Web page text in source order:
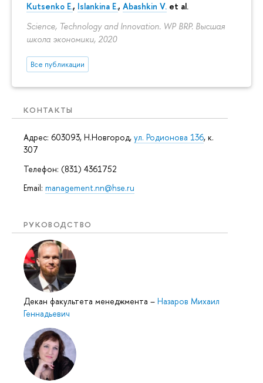
Kutsenko E., Islankina E., Abashkin V. et al.
Science, Technology and Innovation. WP BRP. Высшая
школа экономики, 2020
Все публикации
КОНТАКТЫ
Адрес: 603093, Н.Новгород, ул. Родионова 136, к.
307
Телефон: (831) 4361752
Email: management.nn@hse.ru
РУКОВОДСТВО
Декан факультета менеджмента – Назаров Михаил
Геннадьевич